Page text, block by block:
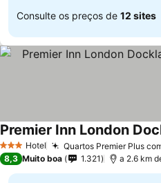
Consulte os preços de 12 sites
3 EstrelasHotel Quartos Premier Plus
Ver preços
8,3 Muito boa 1.321 a 2.6 km